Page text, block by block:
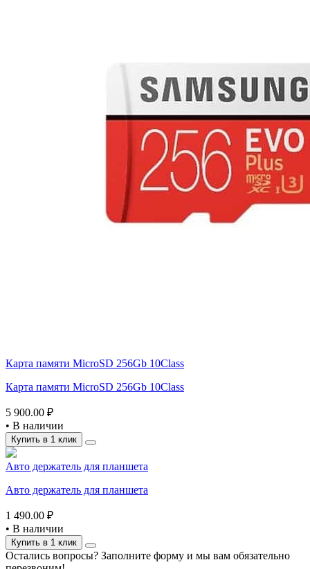
Карта памяти MicroSD 256Gb 10Class
Карта памяти MicroSD 256Gb 10Class
5 900.00 ₽
• В наличии
Купить в 1 клик
Авто держатель для планшета
Авто держатель для планшета
1 490.00 ₽
• В наличии
Купить в 1 клик
Остались вопросы? Заполните форму и мы вам обязательно